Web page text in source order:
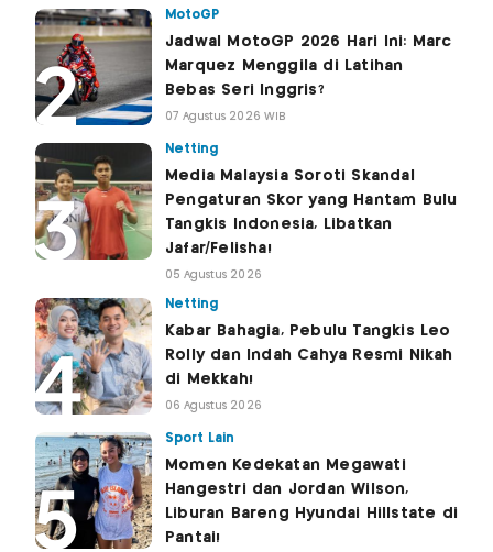
MotoGP
Jadwal MotoGP 2026 Hari Ini: Marc
Marquez Menggila di Latihan
Bebas Seri Inggris?
07 Agustus 2026 WIB
Netting
Media Malaysia Soroti Skandal
Pengaturan Skor yang Hantam Bulu
Tangkis Indonesia, Libatkan
Jafar/Felisha!
05 Agustus 2026
Netting
Kabar Bahagia, Pebulu Tangkis Leo
Rolly dan Indah Cahya Resmi Nikah
di Mekkah!
06 Agustus 2026
Sport Lain
Momen Kedekatan Megawati
Hangestri dan Jordan Wilson,
Liburan Bareng Hyundai Hillstate di
Pantai!